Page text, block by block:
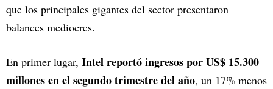
que los principales gigantes del sector presentaron
balances mediocres.
En primer lugar, Intel reportó ingresos por US$ 15.300
millones en el segundo trimestre del año, un 17% menos